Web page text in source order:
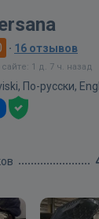
· 16 отзывов
1 д. 7 ч. назад
По-русски,